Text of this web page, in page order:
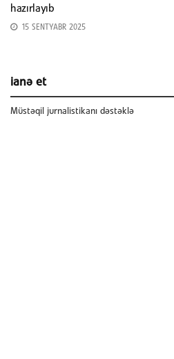
hazırlayıb
15 SENTYABR 2025
ianə et
Müstəqil jurnalistikanı dəstəklə